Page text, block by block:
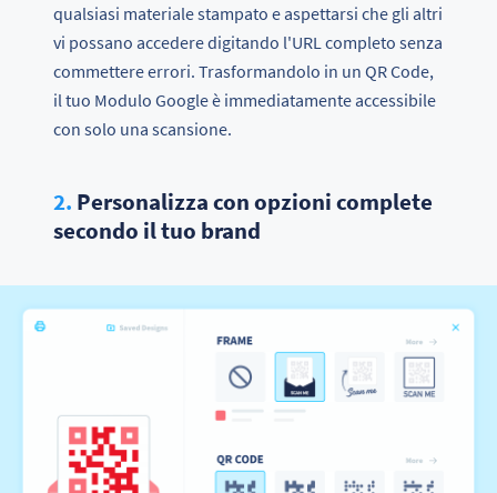
qualsiasi materiale stampato e aspettarsi che gli altri
vi possano accedere digitando l'URL completo senza
commettere errori. Trasformandolo in un QR Code,
il tuo Modulo Google è immediatamente accessibile
con solo una scansione.
2. Personalizza con opzioni complete
secondo il tuo brand